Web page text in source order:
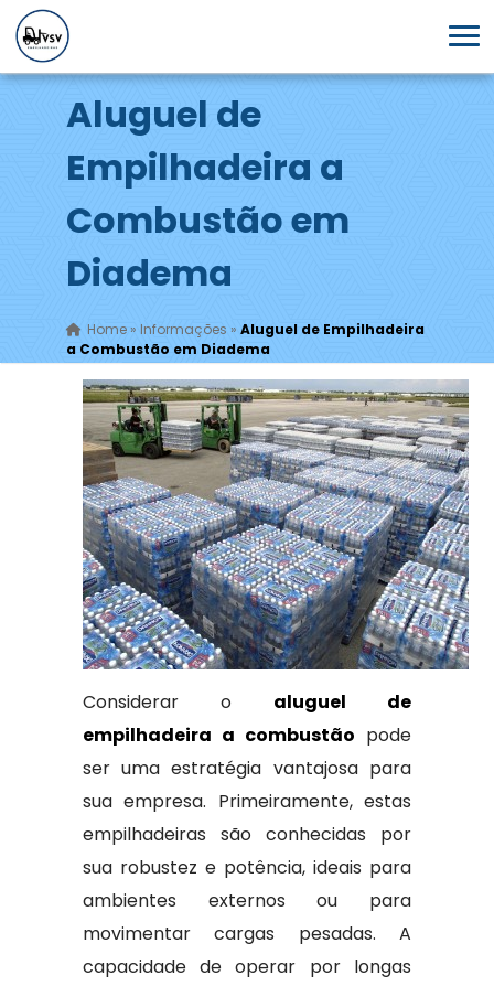
Aluguel de
Empilhadeira a
Combustão em
Diadema
Home» Informações » Aluguel de Empilhadeira
a Combustão em Diadema
Considerar o aluguel de
empilhadeira a combustão pode
ser uma estratégia vantajosa para
sua empresa. Primeiramente, estas
empilhadeiras são conhecidas por
sua robustez e potência, ideais para
ambientes externos ou para
movimentar cargas pesadas. A
capacidade de operar por longas